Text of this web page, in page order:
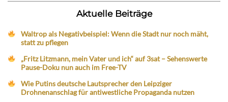
Aktuelle Beiträge
Waltrop als Negativbeispiel: Wenn die Stadt nur noch mäht,
statt zu pflegen
„Fritz Litzmann, mein Vater und ich“ auf 3sat – Sehenswerte
Pause-Doku nun auch im Free-TV
Wie Putins deutsche Lautsprecher den Leipziger
Drohnenanschlag für antiwestliche Propaganda nutzen